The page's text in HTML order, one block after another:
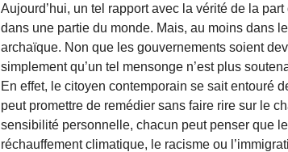
Aujourd’hui, un tel rapport avec la vérité de la
dans une partie du monde. Mais, au moins dans
archaïque. Non que les gouvernements soient
simplement qu’un tel mensonge n’est plus
En effet, le citoyen contemporain se sait entouré
peut promettre de remédier sans faire rire sur le
sensibilité personnelle, chacun peut penser que
réchauffement climatique, le racisme ou